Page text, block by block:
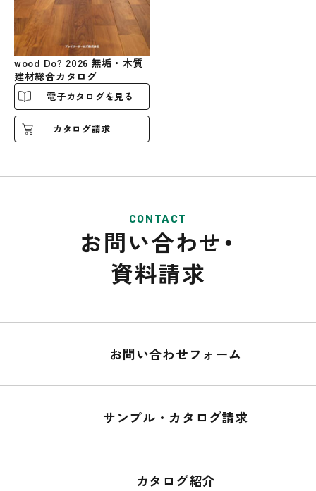
wood Do? 2026 無垢・木質
建材総合カタログ
電子カタログを見る
カタログ請求
CONTACT
お問い合わせ・
資料請求
お問い合わせフォーム
サンプル・カタログ請求
カタログ紹介